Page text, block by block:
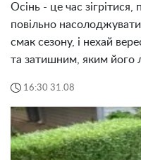
Осінь - це час
повільно
смак сезону, і нехай
та затишним, яким його
16:30 31.08